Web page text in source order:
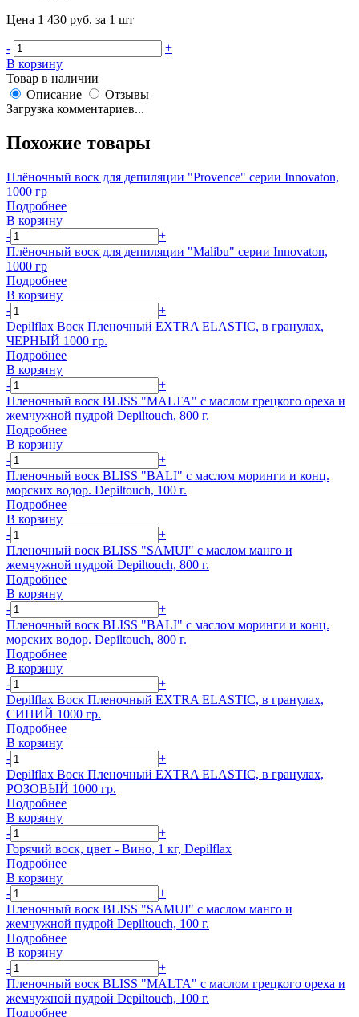
Цена 1 430 руб. за 1 шт
-
+
В корзину
Товар в наличии
Описание
Отзывы
Загрузка комментариев...
Похожие товары
Плёночный воск для депиляции "Provence" серии Innovaton,
1000 гр
Подробнее
В корзину
-
+
Плёночный воск для депиляции "Malibu" серии Innovaton,
1000 гр
Подробнее
В корзину
-
+
Depilflax Воск Пленочный EXTRA ELASTIC, в гранулах,
ЧЕРНЫЙ 1000 гр.
Подробнее
В корзину
-
+
Пленочный воск BLISS "MALTA" с маслом грецкого ореха и
жемчужной пудрой Depiltouch, 800 г.
Подробнее
В корзину
-
+
Пленочный воск BLISS "BALI" с маслом моринги и конц.
морских водор. Depiltouch, 100 г.
Подробнее
В корзину
-
+
Пленочный воск BLISS "SAMUI" с маслом манго и
жемчужной пудрой Depiltouch, 800 г.
Подробнее
В корзину
-
+
Пленочный воск BLISS "BALI" с маслом моринги и конц.
морских водор. Depiltouch, 800 г.
Подробнее
В корзину
-
+
Depilflax Воск Пленочный EXTRA ELASTIC, в гранулах,
СИНИЙ 1000 гр.
Подробнее
В корзину
-
+
Depilflax Воск Пленочный EXTRA ELASTIC, в гранулах,
РОЗОВЫЙ 1000 гр.
Подробнее
В корзину
-
+
Горячий воск, цвет - Вино, 1 кг, Depilflax
Подробнее
В корзину
-
+
Пленочный воск BLISS "SAMUI" с маслом манго и
жемчужной пудрой Depiltouch, 100 г.
Подробнее
В корзину
-
+
Пленочный воск BLISS "MALTA" с маслом грецкого ореха и
жемчужной пудрой Depiltouch, 100 г.
Подробнее